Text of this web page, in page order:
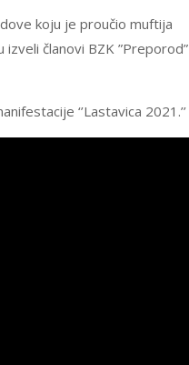
koju je proučio muftija
članovi BZK ”Preporod”
‘’Lastavica 2021.’’